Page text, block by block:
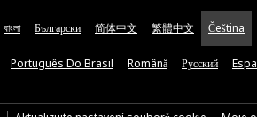
বাংলা Български 简体中文 繁體中文 Čeština
Português Do Brasil Română Русский